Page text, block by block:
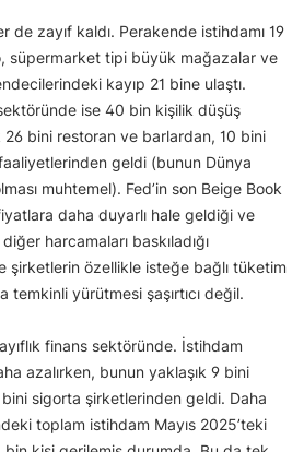
de zayıf kaldı. Perakende istihdamı 19
süpermarket tipi büyük mağazalar ve
kayıp 21 bine ulaştı.
ise 40 bin kişilik düşüş
26 bini restoran ve barlardan, 10 bini
geldi (bunun Dünya
muhtemel). Fed’in son Beige Book
daha duyarlı hale geldiği ve
harcamaları baskıladığı
şirketlerin özellikle isteğe bağlı tüketim
temkinli yürütmesi şaşırtıcı değil.
finans sektöründe. İstihdam
azalırken, bunun yaklaşık 9 bini
sigorta şirketlerinden geldi. Daha
toplam istihdam Mayıs 2025’teki